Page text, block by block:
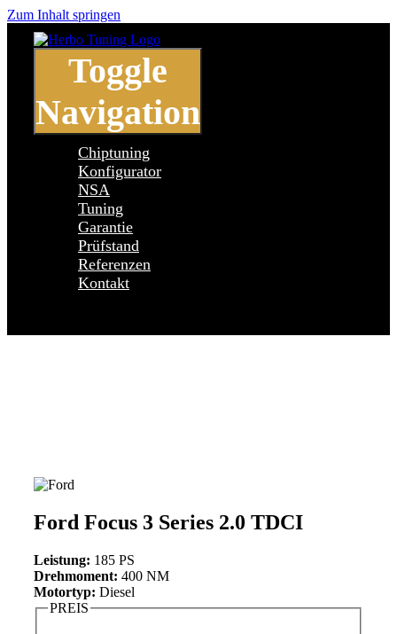
Zum Inhalt springen
Toggle
Navigation
Chiptuning
Konfigurator
NSA
Tuning
Garantie
Prüfstand
Referenzen
Kontakt
Ford Focus 3 Series 2.0 TDCI
Leistung: 185 PS
Drehmoment: 400 NM
Motortyp: Diesel
PREIS